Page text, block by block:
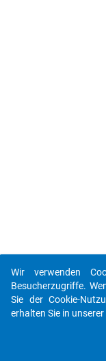
Wir verwenden
Besucherzugriffe.
Sie der Cookie-
erhalten Sie in unserer